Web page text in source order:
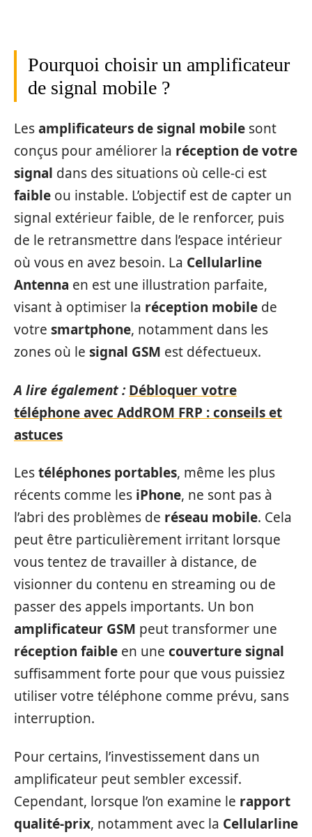
Pourquoi choisir un amplificateur
de signal mobile ?
Lesamplificateurs de signal mobile sont
conçus pour améliorer la réception de votre
signal dans des situations où celle-ci est
faible ou instable. L’objectif est de capter un
signal extérieur faible, de le renforcer, puis
de le retransmettre dans l’espace intérieur
où vous en avez besoin. La Cellularline
Antenna en est une illustration parfaite,
visant à optimiser la réception mobile de
votre smartphone, notamment dans les
zones où le signal GSM est défectueux.
A lire également : Débloquer votre
téléphone avec AddROM FRP : conseils et
astuces
Lestéléphones portables, même les plus
récents comme les iPhone, ne sont pas à
l’abri des problèmes de réseau mobile. Cela
peut être particulièrement irritant lorsque
vous tentez de travailler à distance, de
visionner du contenu en streaming ou de
passer des appels importants. Un bon
amplificateur GSM peut transformer une
réception faible en une couverture signal
suffisamment forte pour que vous puissiez
utiliser votre téléphone comme prévu, sans
interruption.
Pour certains, l’investissement dans un
amplificateur peut sembler excessif.
Cependant, lorsque l’on examine le rapport
qualité-prix, notamment avec la Cellularline